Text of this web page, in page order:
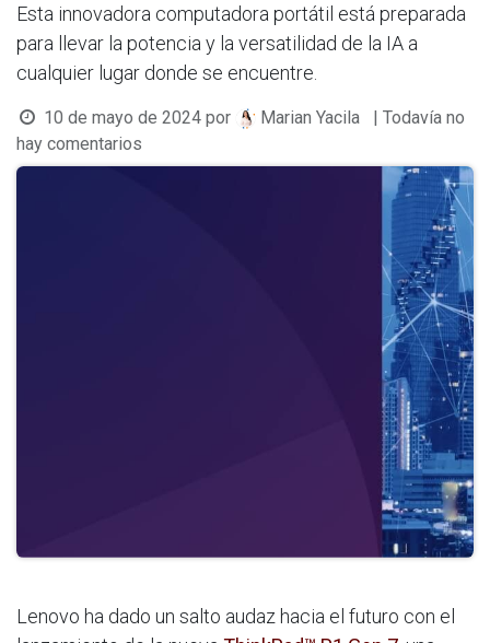
Esta innovadora computadora portátil está preparada
para llevar la potencia y la versatilidad de la IA a
cualquier lugar donde se encuentre.
10 de mayo de 2024 por Marian Yacila
| Todavía no
hay comentarios
Lenovo ha dado un salto audaz hacia el futuro con el